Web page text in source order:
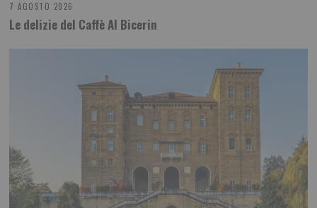
7 AGOSTO 2026
Le delizie del Caffè Al Bicerin